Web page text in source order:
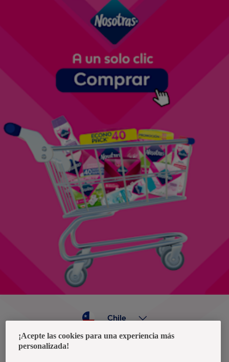
Política de privacidad de datos
Chile
¡Acepte las cookies para una experiencia más
personalizada!